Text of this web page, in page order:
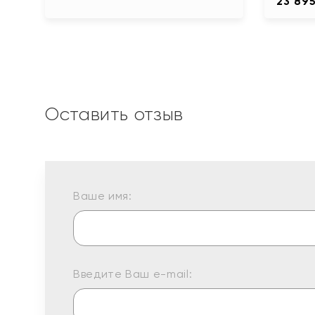
Оставить отзыв
Ваше имя:
Введите Ваш e-mail: